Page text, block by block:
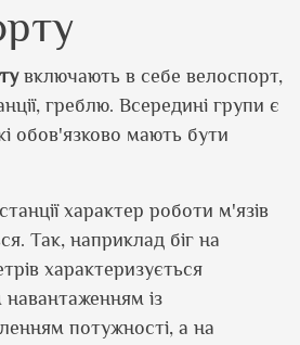
включають в себе велоспорт,
греблю. Всередині групи є
обов'язково мають бути
характер роботи м'язів
Так, наприклад біг на
характеризується
із
потужності, а на